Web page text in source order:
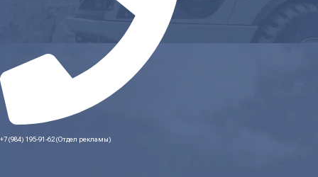
+7 (984) 195-91-62 (Отдел рекламы)